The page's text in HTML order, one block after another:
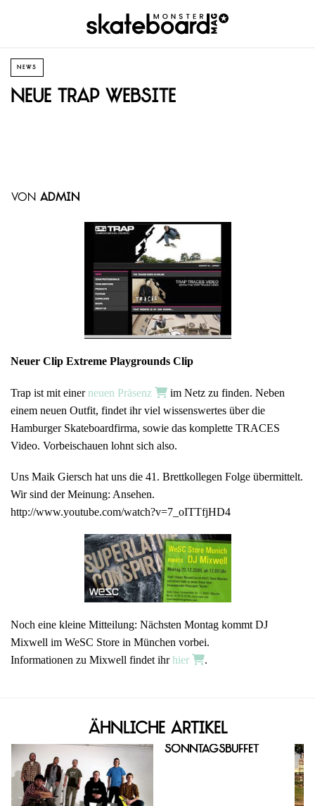
NEWS
Neue Trap Website
von admin
Neuer Clip Extreme Playgrounds Clip
Trap ist mit einer neuen Präsenz
im Netz zu finden. Neben
einem neuen Outfit, findet ihr viel wissenswertes über die
Hamburger Skateboardfirma, sowie das komplette TRACES
Video. Vorbeischauen lohnt sich also.
Uns Maik Giersch hat uns die 41. Brettkollegen Folge übermittelt.
Wir sind der Meinung: Ansehen.
http://www.youtube.com/watch?v=7_oITTfjHD4
Noch eine kleine Mitteilung: Nächsten Montag kommt DJ
Mixwell im WeSC Store in München vorbei.
Informationen zu Mixwell findet ihrhier .
Ähnliche Artikel
Sonntagsbuffet